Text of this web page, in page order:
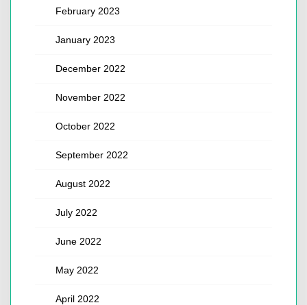
February 2023
January 2023
December 2022
November 2022
October 2022
September 2022
August 2022
July 2022
June 2022
May 2022
April 2022